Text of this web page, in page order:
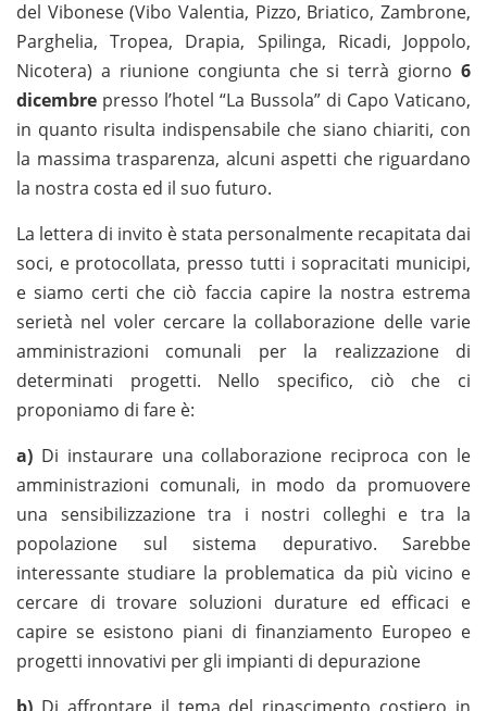
del Vibonese (Vibo Valentia, Pizzo, Briatico, Zambrone,
Parghelia, Tropea, Drapia, Spilinga, Ricadi, Joppolo,
Nicotera) a riunione congiunta che si terrà giorno 6
dicembre presso l’hotel “La Bussola” di Capo Vaticano,
in quanto risulta indispensabile che siano chiariti, con
la massima trasparenza, alcuni aspetti che riguardano
la nostra costa ed il suo futuro.
La lettera di invito è stata personalmente recapitata dai
soci, e protocollata, presso tutti i sopracitati municipi,
e siamo certi che ciò faccia capire la nostra estrema
serietà nel voler cercare la collaborazione delle varie
amministrazioni comunali per la realizzazione di
determinati progetti. Nello specifico, ciò che ci
proponiamo di fare è:
a) Di instaurare una collaborazione reciproca con le
amministrazioni comunali, in modo da promuovere
una sensibilizzazione tra i nostri colleghi e tra la
popolazione sul sistema depurativo. Sarebbe
interessante studiare la problematica da più vicino e
cercare di trovare soluzioni durature ed efficaci e
capire se esistono piani di finanziamento Europeo e
progetti innovativi per gli impianti di depurazione